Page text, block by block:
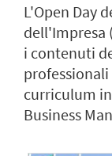
L'Open Day
dell'Impresa
i contenuti
professionali
curriculum
Business